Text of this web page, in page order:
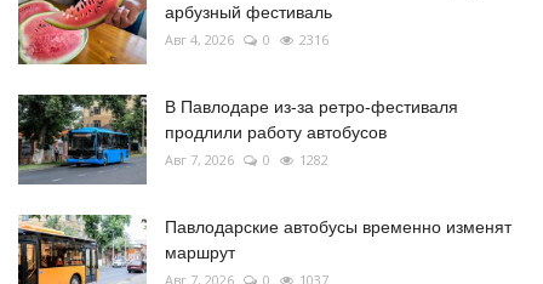
арбузный фестиваль
Авг 4, 2026 0 2316
В Павлодаре из-за ретро-фестиваля
продлили работу автобусов
Авг 7, 2026 0 1282
Павлодарские автобусы временно изменят
маршрут
Авг 7, 2026 0 1037